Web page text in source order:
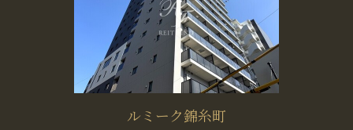
ルミーク錦糸町